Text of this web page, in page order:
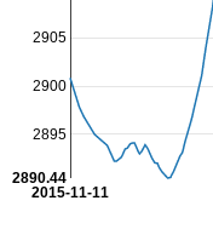
2015-11-11
2895
2900
2905
2890.44